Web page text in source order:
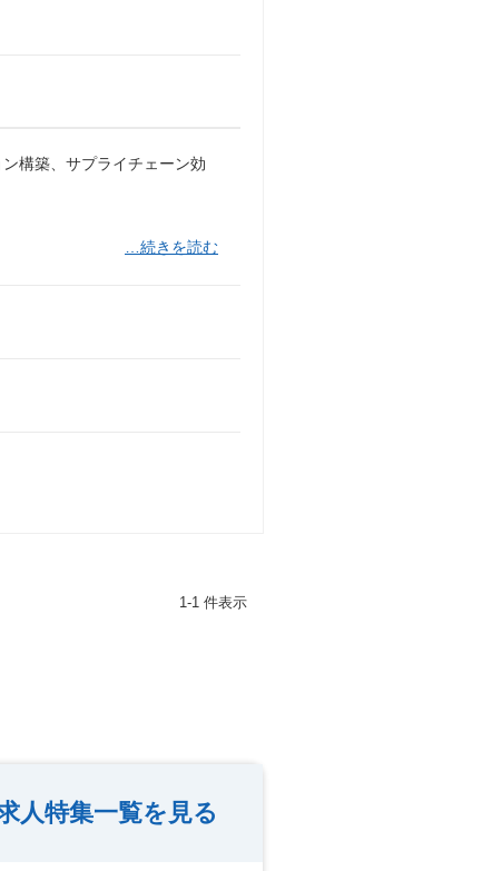
構築、サプライチェーン効
…続きを読む
1-1 件表示
人特集一覧を見る